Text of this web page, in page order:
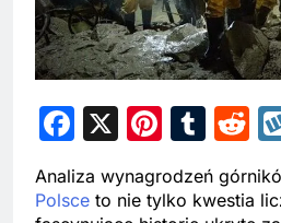
Facebook
X
Analiza wynagrodzeń
Polsce to nie tylko kwestia